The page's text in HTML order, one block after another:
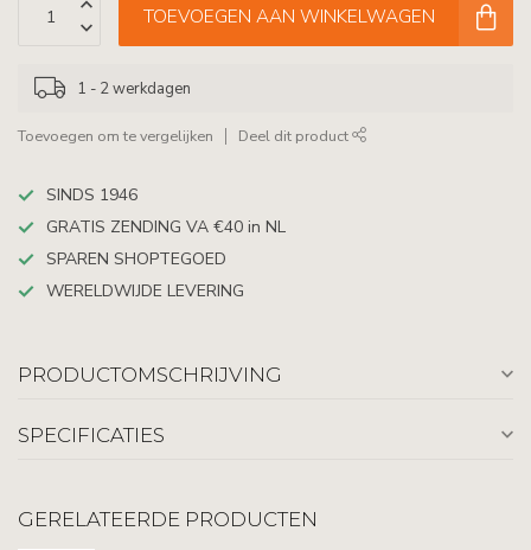
TOEVOEGEN AAN WINKELWAGEN
1 - 2 werkdagen
Toevoegen om te vergelijken Deel dit product
SINDS 1946
GRATIS ZENDING VA €40 in NL
SPAREN SHOPTEGOED
WERELDWIJDE LEVERING
PRODUCTOMSCHRIJVING
SPECIFICATIES
GERELATEERDE PRODUCTEN